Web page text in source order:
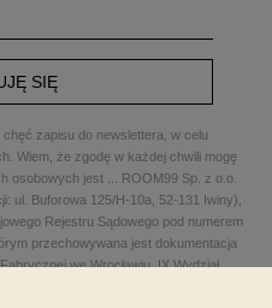
SIĘ
chęć zapisu do newslettera, w celu
Wiem, że zgodę w każdej chwili mogę
osobowych jest
ROOM99 Sp. z o.o.
ul. Buforowa 125/H-10a, 52-131 Iwiny),
Rejestru Sądowego pod numerem
przechowywana jest dokumentacja
we Wrocławiu, IX Wydział